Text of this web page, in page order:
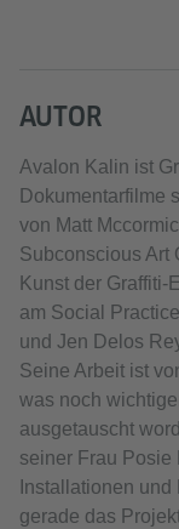
AUTOR
Avalon Kalin ist
Dokumentarfilme
von Matt
Subconscious Art
Kunst der Graffiti-
am Social
und Jen Delos
Seine Arbeit ist
was noch
ausgetauscht
seiner Frau Posie
Installationen
gerade das